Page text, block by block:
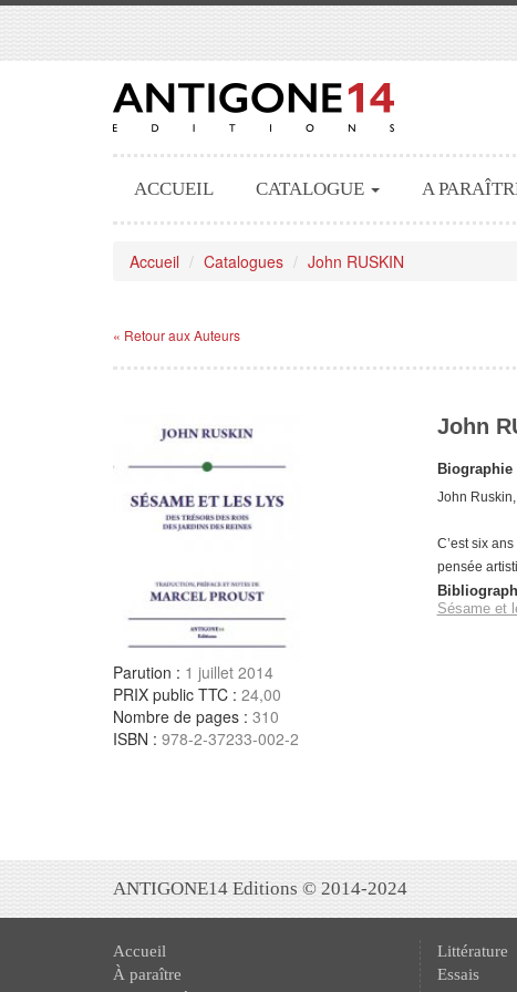
ACCUEIL CATALOGUE A
Accueil Catalogues John RUSKIN
« Retour aux Auteurs
Parution : 1 juillet 2014
PRIX public TTC : 24,00
Nombre de pages : 310
ISBN : 978-2-37233-002-2
John
Biographie
John
C’est six
pensée
Sésame et
ANTIGONE14 Editions © 2014-2024
Accueil
À paraître
Littérature
Essais